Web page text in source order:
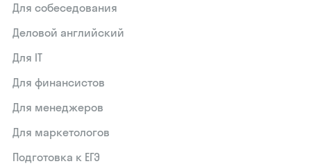
Для собеседования
Деловой английский
Для IT
Для финансистов
Для менеджеров
Для маркетологов
Подготовка к ЕГЭ